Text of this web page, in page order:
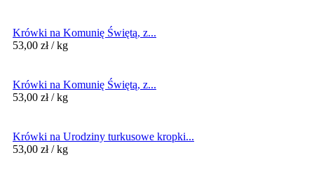
Krówki na Komunię Świętą, z...
53,00 zł / kg
Krówki na Komunię Świętą, z...
53,00 zł / kg
Krówki na Urodziny turkusowe kropki...
53,00 zł / kg